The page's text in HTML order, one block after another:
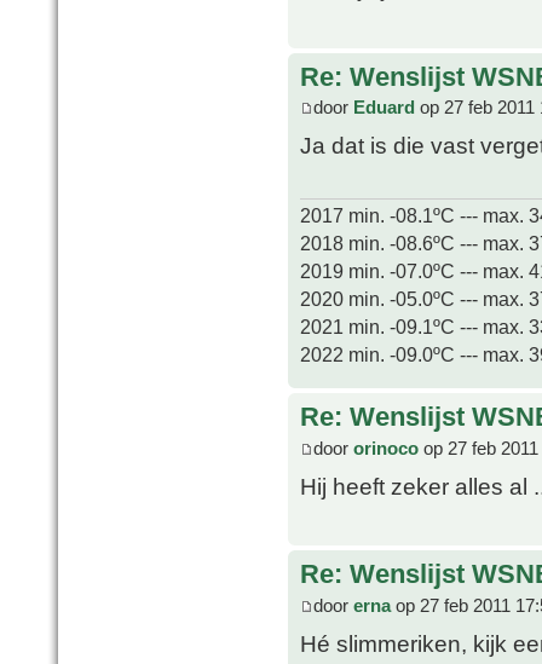
Re: Wenslijst
door Eduard op 27 feb 2011
Ja dat is die vast
2017 min. -08.1ºC --- max.
2018 min. -08.6ºC --- max.
2019 min. -07.0ºC --- max.
2020 min. -05.0ºC --- max.
2021 min. -09.1ºC --- max.
2022 min. -09.0ºC --- max.
Re: Wenslijst
door orinoco op 27 feb
Hij heeft zeker alles al
Re: Wenslijst
door ernaop 27 feb 2011
Hé slimmeriken, kijk